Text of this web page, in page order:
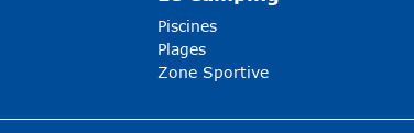
Piscines
Plages
Zone Sportive